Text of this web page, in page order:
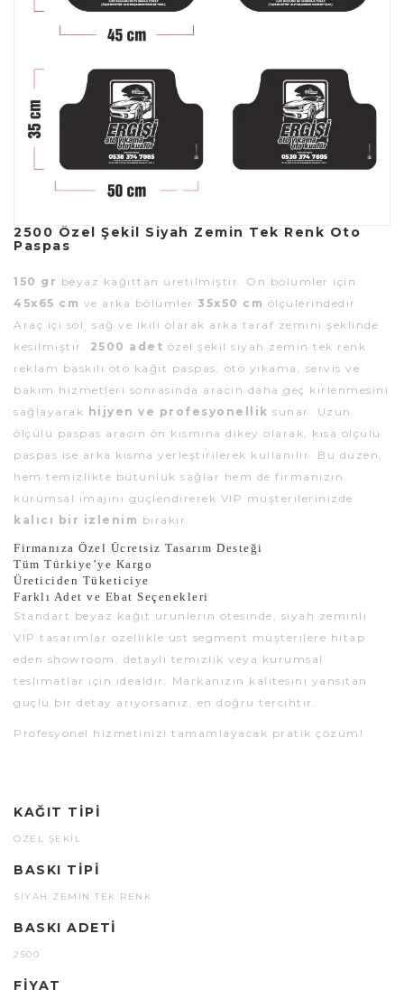
2500 Özel Şekil Siyah Zemin Tek Renk Oto
Paspas
150 gr beyaz kağıttan üretilmiştir. Ön bölümler için
45x65 cm ve arka bölümler 35x50 cm ölçülerindedir.
Araç içi sol, sağ ve ikili olarak arka taraf zemini şeklinde
kesilmiştir. 2500 adet özel şekil siyah zemin tek renk
reklam baskılı oto kağıt paspas; oto yıkama, servis ve
bakım hizmetleri sonrasında aracın daha geç kirlenmesini
sağlayarak
hijyen ve profesyonellik sunar. Uzun
ölçülü paspas aracın ön kısmına dikey olarak, kısa ölçülü
paspas ise arka kısma yerleştirilerek kullanılır. Bu düzen,
hem temizlikte bütünlük sağlar hem de firmanızın
kurumsal imajını güçlendirerek VIP müşterilerinizde
kalıcı bir izlenim bırakır.
Firmanıza Özel Ücretsiz Tasarım Desteği
Tüm Türkiye’ye Kargo
Üreticiden Tüketiciye
Farklı Adet ve Ebat Seçenekleri
Standart beyaz kağıt ürünlerin ötesinde, siyah zeminli
VIP tasarımlar özellikle üst segment müşterilere hitap
eden showroom, detaylı temizlik veya kurumsal
teslimatlar için idealdir. Markanızın kalitesini yansıtan
güçlü bir detay arıyorsanız, en doğru tercihtir.
Profesyonel hizmetinizi tamamlayacak pratik çözüm!
KAĞIT TIPI
ÖZEL ŞEKIL
BASKI TIPI
SIYAH ZEMIN TEK RENK
BASKI ADETI
2500
FIYAT